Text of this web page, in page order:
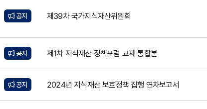
공지 제39차 국가지식재산위원회
공지 제1차 지식재산 정책포럼 교재 통합본
공지 2024년 지식재산 보호정책 집행 연차보고서